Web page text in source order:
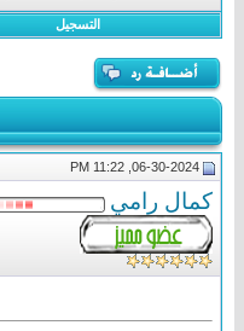
التسجيل
كمال رامي